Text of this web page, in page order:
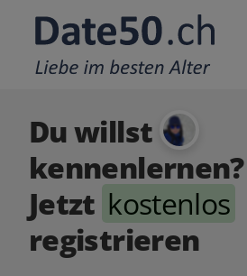
Du willst
kennenlernen?
Jetzt kostenlos
registrieren